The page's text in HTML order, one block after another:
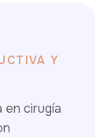
Y
en cirugía